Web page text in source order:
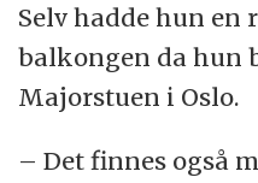
Selv hadde hun en
balkongen da hun
Majorstuen i Oslo.
– Det finnes også